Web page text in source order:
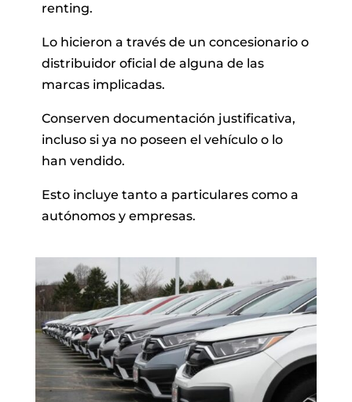
renting.
Lo hicieron a través de un concesionario o
distribuidor oficial de alguna de las
marcas implicadas.
Conserven documentación justificativa,
incluso si ya no poseen el vehículo o lo
han vendido.
Esto incluye tanto a particulares como a
autónomos y empresas.